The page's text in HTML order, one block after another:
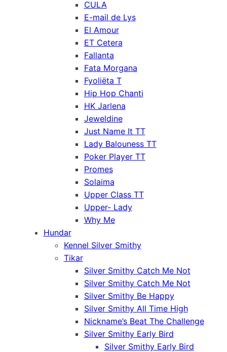
CULA
E-mail de Lys
El Amour
ET Cetera
Fallanta
Fata Morgana
Fyoliëta T
Hip Hop Chanti
HK Jarlena
Jeweldine
Just Name It TT
Lady Balouness TT
Poker Player TT
Promes
Solaima
Upper Class TT
Upper- Lady
Why Me
Hundar
Kennel Silver Smithy
Tikar
Silver Smithy Catch Me Not
Silver Smithy Catch Me Not
Silver Smithy Be Happy
Silver Smithy All Time High
Nickname’s Beat The Challenge
Silver Smithy Early Bird
Silver Smithy Early Bird